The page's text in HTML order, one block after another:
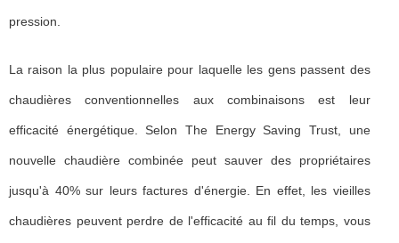
pression.
La raison la plus populaire pour laquelle les gens passent des
chaudières conventionnelles aux combinaisons est leur
efficacité énergétique. Selon The Energy Saving Trust, une
nouvelle chaudière combinée peut sauver des propriétaires
jusqu'à 40% sur leurs factures d'énergie. En effet, les vieilles
chaudières peuvent perdre de l'efficacité au fil du temps, vous